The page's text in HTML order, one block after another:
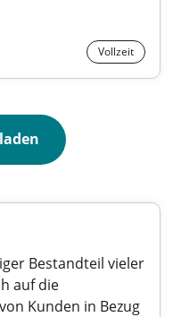
Vollzeit
Bestandteil vieler
auf die
Kunden in Bezug